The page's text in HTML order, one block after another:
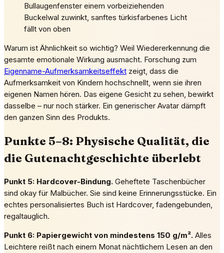
Bullaugenfenster einem vorbeiziehenden
Buckelwal zuwinkt, sanftes türkisfarbenes Licht
fällt von oben
Warum ist Ähnlichkeit so wichtig? Weil Wiedererkennung die
gesamte emotionale Wirkung ausmacht. Forschung zum
Eigenname-Aufmerksamkeitseffekt zeigt, dass die
Aufmerksamkeit von Kindern hochschnellt, wenn sie ihren
eigenen Namen hören. Das eigene Gesicht zu sehen, bewirkt
dasselbe – nur noch stärker. Ein generischer Avatar dämpft
den ganzen Sinn des Produkts.
Punkte 5–8: Physische Qualität, die
die Gutenachtgeschichte überlebt
Punkt 5: Hardcover-Bindung. Geheftete Taschenbücher
sind okay für Malbücher. Sie sind keine Erinnerungsstücke. Ein
echtes personalisiertes Buch ist Hardcover, fadengebunden,
regaltauglich.
Punkt 6: Papiergewicht von mindestens 150 g/m². Alles
Leichtere reißt nach einem Monat nächtlichem Lesen an den